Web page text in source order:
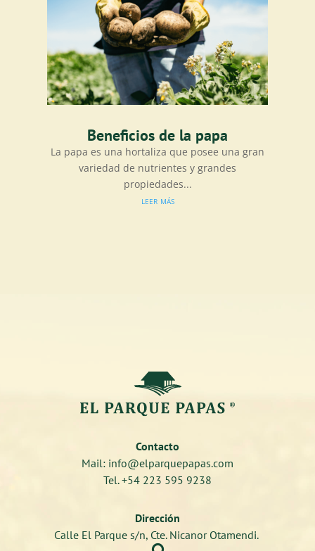
Beneficios de la papa
La papa es una hortaliza que posee una gran
variedad de nutrientes y grandes
propiedades...
leer más
Contacto
Mail: info@elparquepapas.com
Tel. +54 223 595 9238
Dirección
Calle El Parque s/n, Cte. Nicanor Otamendi.